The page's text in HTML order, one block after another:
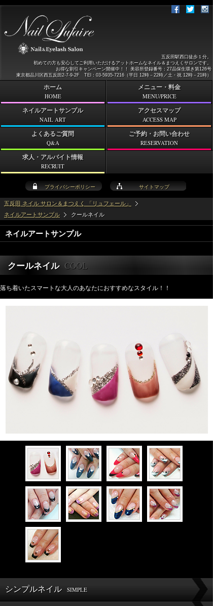
五反田 ネイル サロン＆まつえく 「リュフェール」
ネイルアートサンプル
クールネイル
ネイルアートサンプル
クールネイル COOL
落ち着いたスマートな大人のあなたにおすすめなスタイル！！
シンプルネイル SIMPLE
プライバシーポリシー サイトマップ
五反田駅西口徒歩１分。
初めての方も安心してご利用いただけるアットホームなネイル＆まつえくサロンです。
お得な割引キャンペーン開催中！！ 美容所登録番号：27品保生環き第126号
東京都品川区西五反田2-7-9-2F TEl：03-5935-7216（平日 12時－22時／土・祝 12時－21時）
ホーム
HOME
メニュー・料金
MENU/PRICE
ネイルアートサンプル
NAIL ART
アクセスマップ
ACCESS MAP
よくあるご質問
Q&A
ご予約・お問い合わせ
RESERVATION
求人・アルバイト情報
RECRUIT